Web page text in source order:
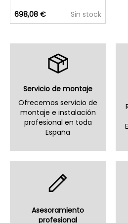
698,08 €
Sin stock
Servicio de montaje
Ofrecemos servicio de
montaje e instalación
profesional en toda
España
Asesoramiento
profesional